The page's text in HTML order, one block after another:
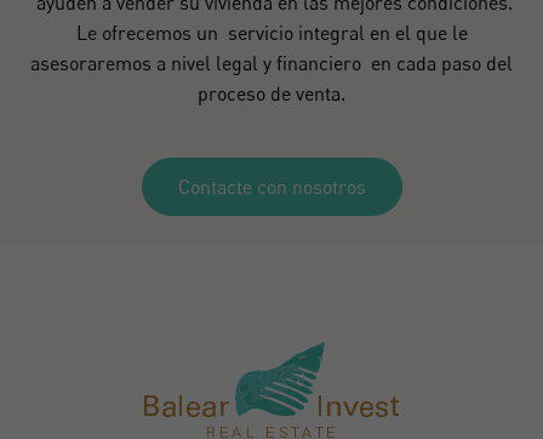
Le ofrecemos un servicio integral en el que le
asesoraremos a nivel legal y financiero en cada paso del
proceso de venta.
Contacte con nosotros